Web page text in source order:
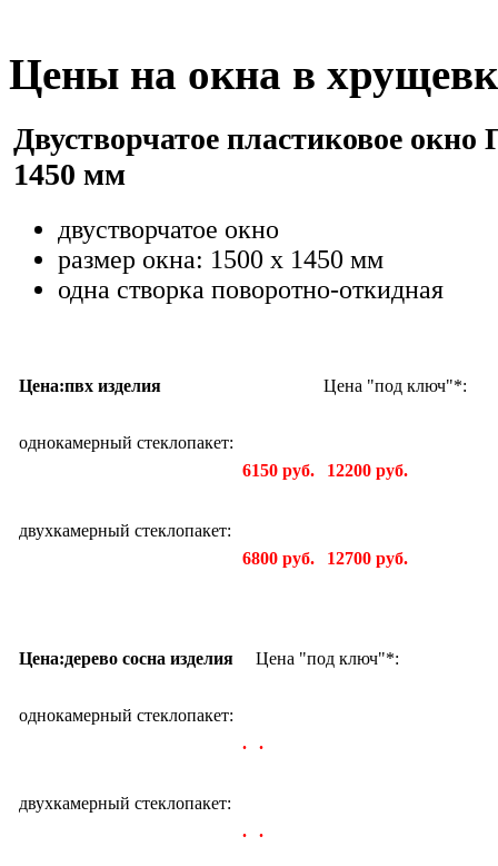
Цены на окна в
Двустворчатое пластиковое
1450 мм
двустворчатое окно
размер окна: 1500 х 1450 мм
одна створка поворотно-
Цена:пвх изделия Цена "под ключ"*:
однокамерный стеклопакет:
6150 руб.
12200 руб.
двухкамерный стеклопакет:
6800 руб.
12700 руб.
Цена:дерево сосна изделия Цена "под ключ"*:
однокамерный стеклопакет:
.
.
двухкамерный стеклопакет:
.
.